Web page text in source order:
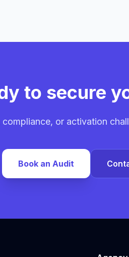
to secure
or activation
Book an Audit